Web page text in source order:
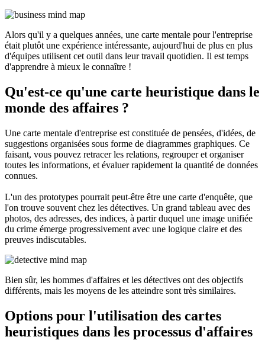
Alors qu'il y a quelques années, une carte mentale pour l'entreprise
était plutôt une expérience intéressante, aujourd'hui de plus en plus
d'équipes utilisent cet outil dans leur travail quotidien. Il est temps
d'apprendre à mieux le connaître !
Qu'est-ce qu'une carte heuristique dans le
monde des affaires ?
Une carte mentale d'entreprise est constituée de pensées, d'idées, de
suggestions organisées sous forme de diagrammes graphiques. Ce
faisant, vous pouvez retracer les relations, regrouper et organiser
toutes les informations, et évaluer rapidement la quantité de données
connues.
L'un des prototypes pourrait peut-être être une carte d'enquête, que
l'on trouve souvent chez les détectives. Un grand tableau avec des
photos, des adresses, des indices, à partir duquel une image unifiée
du crime émerge progressivement avec une logique claire et des
preuves indiscutables.
Bien sûr, les hommes d'affaires et les détectives ont des objectifs
différents, mais les moyens de les atteindre sont très similaires.
Options pour l'utilisation des cartes
heuristiques dans les processus d'affaires